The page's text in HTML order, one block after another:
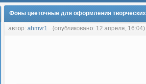
Фоны цветочные для оформления творческих
автор: ahmvr1 (опубликовано: 12 апреля, 16:04)